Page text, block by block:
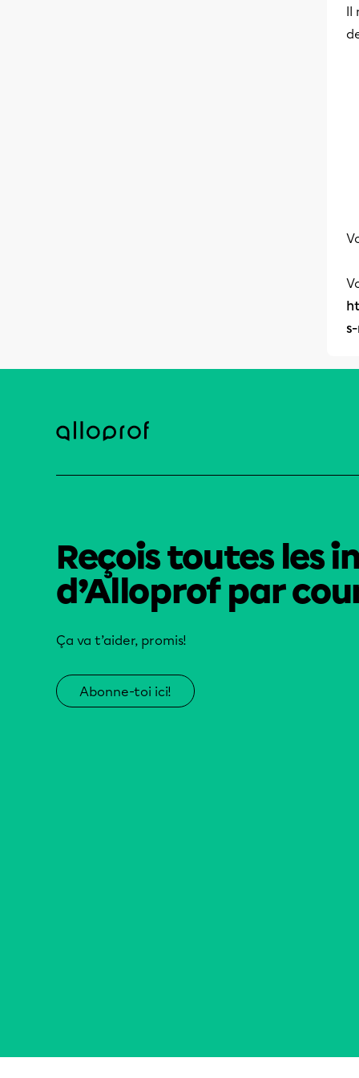
Il
Reçois toutes les
d’Alloprof par
Ça va t’aider, promis!
Abonne-toi ici!